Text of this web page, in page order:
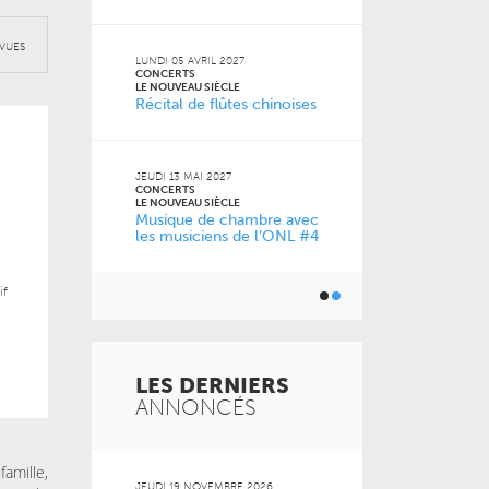
VUES
LUNDI 05 AVRIL 2027
CONCERTS
LE NOUVEAU SIÈCLE
Récital de flûtes chinoises
JEUDI 13 MAI 2027
CONCERTS
LE NOUVEAU SIÈCLE
Musique de chambre avec
les musiciens de l’ONL #4
LES DERNIERS
ANNONCÉS